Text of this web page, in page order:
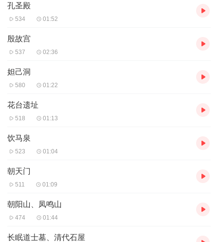
山顶踏下的马蹄印记。 站在山顶向下望去，从“拦马墙”到“寨豁”，
从“饮马池”到“石岩沟”，还有那长长的“跑马岺”和大小“储备沟”。在这
操练的好地方。这不得不叫人确信，明《淇县志》记载的殷纣王“避
兵之所”就在此地，“拦马墙”，“令山”等就是当年的遗址。 好了，今
APP，燕京旅游，用心为您讲解，轻松玩转景点，燕京旅游小秘
孔圣殿
534 01:52
殷故宫
537 02:36
妲己洞
580 01:22
花台遗址
518 01:13
饮马泉
523 01:04
朝天门
511 01:09
朝阳山、凤鸣山
474 01:44
长眠道士墓、清代石屋